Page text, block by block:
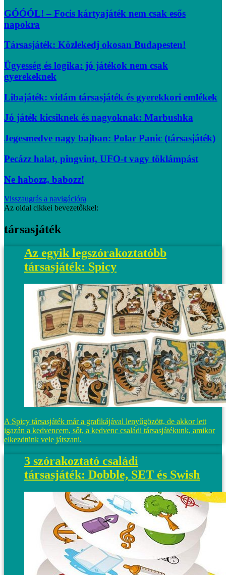
GÓÓÓL! – Focis kártyajáték nem csak esős
napokra
Társasjáték: Közlekedj okosan Budapesten!
Ügyesség és logika: jó játékok nem csak
gyerekeknek
Libajáték: vidám társasjáték és gyerekkori emlékek
Jó játék kicsiknek és nagyoknak: Marbushka
Jegesmedve nagy bajban: Polar Panic (társasjáték)
Pecázz halat, pingvint, UFO-t vagy töklámpást
Ne habozz, babozz!
Visszaugrás a navigációra
Az oldal cikkei bevezetőkkel:
társasjáték
Az egyik legszórakoztatóbb
társasjáték: Spicy
A Spicy társasjáték már a grafikájával lenyűgözött, de akkor lett
igazán a kedvencem, sőt, a kedvenc családi társasjátékunk, amikor
elkezdtünk vele játszani.
3 szórakoztató családi
társasjáték: Dobble, SET és Swish